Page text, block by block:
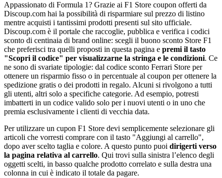
Appassionato di Formula 1? Grazie ai F1 Store coupon offerti da
Discoup.com hai la possibilità di risparmiare sul prezzo di listino
mentre acquisti i tantissimi prodotti presenti sul sito ufficiale.
Discoup.com è il portale che raccoglie, pubblica e verifica i codici
sconto di centinaia di brand online: scegli il buono sconto Store F1
che preferisci tra quelli proposti in questa pagina e premi il tasto
"Scopri il codice" per visualizzarne la stringa e le condizioni. Ce
ne sono di svariate tipologie: dal codice sconto Ferrari Store per
ottenere un risparmio fisso o in percentuale al coupon per ottenere la
spedizione gratis o dei prodotti in regalo. Alcuni si rivolgono a tutti
gli utenti, altri solo a specifiche categorie. Ad esempio, potresti
imbatterti in un codice valido solo per i nuovi utenti o in uno che
premia esclusivamente i clienti di vecchia data.
Per utilizzare un cupon F1 Store devi semplicemente selezionare gli
articoli che vorresti comprare con il tasto "Aggiungi al carrello",
dopo aver scelto taglia e colore. A questo punto puoi dirigerti verso
la pagina relativa al carrello. Qui trovi sulla sinistra l’elenco degli
oggetti scelti, in basso qualche prodotto correlato e sulla destra una
colonna in cui è indicato il totale da pagare.